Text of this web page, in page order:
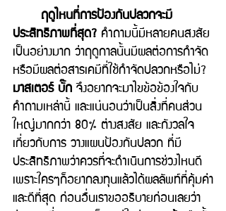
ฤดูไหนที่การป้องกันปลวกจะมี
ประสิทธิภาพที่สุด? คำถามนี้มีหลายคนสงสัย
เป็นอย่างมาก ว่าฤดูกาลนั้นมีผลต่อการกำจัด
หรือมีผลต่อสารเคมีที่ใช้กำจัดปลวกหรือไม่?
มาสเตอร์ บั๊ก จึงอยากจะมาไขข้อข้องใจกับ
คำถามเหล่านี้ และแน่นอนว่าเป็นสิ่งที่คนส่วน
ใหญ่มากกว่า 80% ต่างสงสัย และกังวลใจ
เกี่ยวกับการ วางแผนป้องกันปลวก ที่มี
ประสิทธิภาพว่าควรที่จะดำเนินการช่วงไหนดี
เพราะใครๆก็อยากลงทุนแล้วได้ผลลัพท์ที่คุ้มค่า
และดีที่สุด ก่อนอื่นเราขออธิบายก่อนเลยว่า